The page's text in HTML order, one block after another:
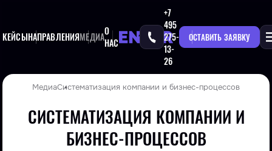
КЕЙСЫНАПРАВЛЕНИЯМЕДИАО
НАС
+7
495
275-
13-
26
ОСТАВИТЬ ЗАЯВКУ
МедиаСистематизация компании и бизнес-процессов
СИСТЕМАТИЗАЦИЯ КОМПАНИИ И
БИЗНЕС-ПРОЦЕССОВ